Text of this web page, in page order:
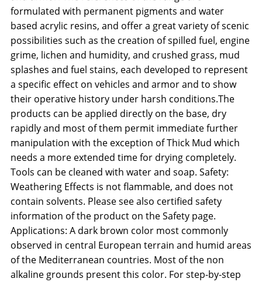
formulated with permanent pigments and water
based acrylic resins, and offer a great variety of scenic
possibilities such as the creation of spilled fuel, engine
grime, lichen and humidity, and crushed grass, mud
splashes and fuel stains, each developed to represent
a specific effect on vehicles and armor and to show
their operative history under harsh conditions.The
products can be applied directly on the base, dry
rapidly and most of them permit immediate further
manipulation with the exception of Thick Mud which
needs a more extended time for drying completely.
Tools can be cleaned with water and soap. Safety:
Weathering Effects is not flammable, and does not
contain solvents. Please see also certified safety
information of the product on the Safety page.
Applications: A dark brown color most commonly
observed in central European terrain and humid areas
of the Mediterranean countries. Most of the non
alkaline grounds present this color. For step-by-step